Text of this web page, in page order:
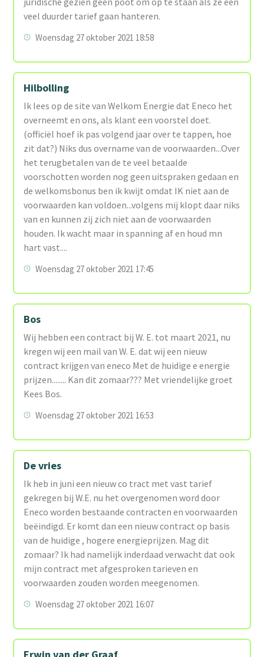
veel duurder tarief gaan hanteren.
Woensdag 27 oktober 2021 18:58
Hilbolling
Ik lees op de site van Welkom Energie dat Eneco het
overneemt en ons, als klant een voorstel doet.
(officiël hoef ik pas volgend jaar over te tappen, hoe
zit dat?) Niks dus overname van de voorwaarden...Over
het terugbetalen van de te veel betaalde
voorschotten worden nog geen uitspraken gedaan en
de welkomsbonus ben ik kwijt omdat IK niet aan de
voorwaarden kan voldoen...volgens mij klopt daar niks
van en kunnen zij zich niet aan de voorwaarden
houden. Ik wacht maar in spanning af en houd mn
hart vast....
Woensdag 27 oktober 2021 17:45
Bos
Wij hebben een contract bij W. E. tot maart 2021, nu
kregen wij een mail van W. E. dat wij een nieuw
contract krijgen van eneco Met de huidige e energie
prijzen........ Kan dit zomaar??? Met vriendelijke groet
Kees Bos.
Woensdag 27 oktober 2021 16:53
De vries
Ik heb in juni een nieuw co tract met vast tarief
gekregen bij W.E. nu het overgenomen word door
Eneco worden bestaande contracten en voorwaarden
beëindigd. Er komt dan een nieuw contract op basis
van de huidige , hogere energieprijzen. Mag dit
zomaar? Ik had namelijk inderdaad verwacht dat ook
mijn contract met afgesproken tarieven en
voorwaarden zouden worden meegenomen.
Woensdag 27 oktober 2021 16:07